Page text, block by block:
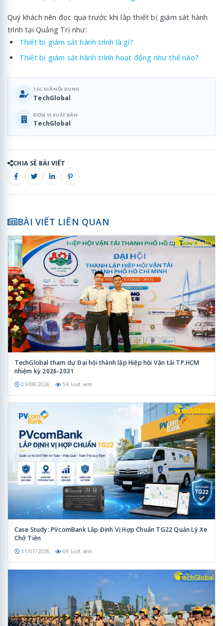
Quý khách nên đọc qua trước khi lắp thiết bị giám sát hành
trình tại Quảng Trị như:
Thiết bị giám sát hành trình là gì?
Thiết bị giám sát hành trình hoạt động như thế nào?
TÁC GIẢ NỘI DUNG
TechGlobal
ĐƠN VỊ XUẤT BẢN
TechGlobal
CHIA SẺ BÀI VIẾT
BÀI VIẾT LIÊN QUAN
TechGlobal tham dự Đại hội thành lập Hiệp hội Vận tải TP.HCM
nhiệm kỳ 2026-2031
03/08/2026 54 lượt xem
Case Study: PVcomBank Lắp Định Vị Hợp Chuẩn TG22 Quản Lý Xe
Chở Tiền
31/07/2026 69 lượt xem